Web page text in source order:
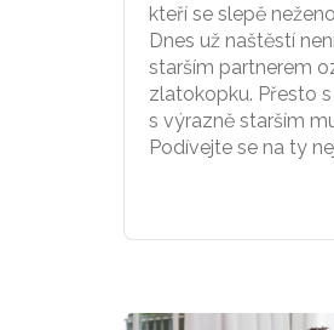
kteří se slepě
Dnes už naštěstí
starším partnerem
zlatokopku. Přesto
s výrazně starším
Podívejte se na ty